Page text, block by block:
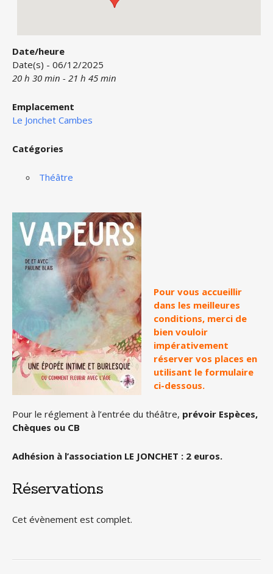
Date/heure
Date(s) - 06/12/2025
20 h 30 min - 21 h 45 min
Emplacement
Le Jonchet Cambes
Catégories
Théâtre
Pour vous accueillir
dans les meilleures
conditions, merci de
bien vouloir
impérativement
réserver vos places en
utilisant le formulaire
ci-dessous.
Pour le réglement à l’entrée du théâtre, prévoir Espèces,
Chèques ou CB
Adhésion à l’association LE JONCHET : 2 euros.
Réservations
Cet évènement est complet.